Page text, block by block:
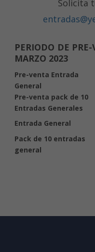
Solicita
PERIODO DE
MARZO 2023
Pre-venta Entrada
General
Pre-venta pack de 10
Entradas Generales
Entrada General
Pack de 10 entradas
general